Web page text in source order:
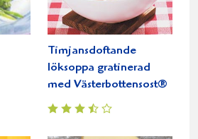
Timjansdoftande
löksoppa gratinerad
med Västerbottensost®